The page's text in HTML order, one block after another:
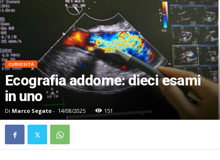
CURIOSITÀ
Ecografia addome: dieci esami
in uno
Di Marco Segato - 14/08/2025 151